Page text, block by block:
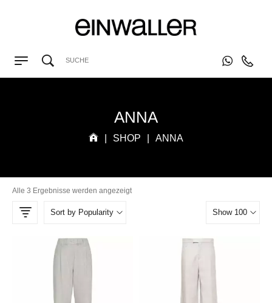
ANNA
SHOP ANNA
Alle 3 Ergebnisse werden angezeigt
Sort by Popularity Show 100